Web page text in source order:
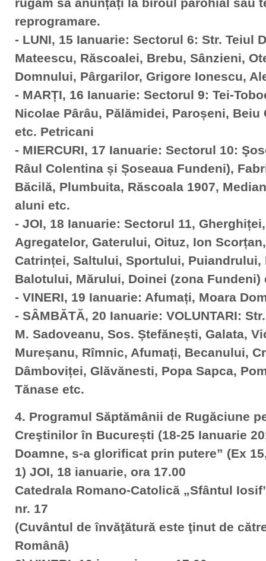
reprogramare.
- LUNI, 15 Ianuarie: Sectorul 6: Str. Teiul
Mateescu, Răscoalei, Brebu, Sânzieni,
Domnului, Pârgarilor, Grigore Ionescu,
- MARȚI, 16 Ianuarie: Sectorul 9: Tei-
Nicolae Pârâu, Pălămidei, Paroșeni,
etc. Petricani
- MIERCURI, 17 Ianuarie: Sectorul 10:
Râul Colentina și Șoseaua Fundeni),
Băcilă, Plumbuita, Răscoala 1907,
aluni etc.
- JOI, 18 Ianuarie: Sectorul 11,
Agregatelor, Gaterului, Oituz, Ion
Catrinței, Saltului, Sportului, Puiandrului,
Balotului, Mărului, Doinei (zona Fundeni)
- VINERI, 19 Ianuarie: Afumați, Moara
- SÂMBĂTĂ, 20 Ianuarie: VOLUNTARI:
M. Sadoveanu, Sos. Ștefănești, Galata,
Mureșanu, Rîmnic, Afumați, Becanului,
Dâmboviței, Glăvănesti, Popa Sapca,
Tănase etc.
4. Programul Săptămânii de Rugăciune
Creştinilor în București (18-25 Ianuarie
Doamne, s-a glorificat prin putere” (Ex
1) JOI, 18 ianuarie, ora 17.00
Catedrala Romano-Catolică „Sfântul
nr. 17
(Cuvântul de învăţătură este ţinut de
Românâ)